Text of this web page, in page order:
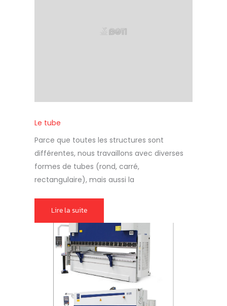
Le tube
Parce que toutes les structures sont
différentes, nous travaillons avec diverses
formes de tubes (rond, carré,
rectangulaire), mais aussi la
Lire la suite